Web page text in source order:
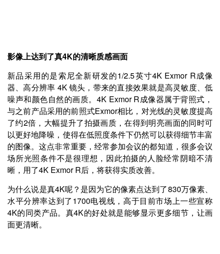
影像上达到了真4K的清晰质感画面
新品采用的是索尼全新研发的1/2.5英寸4K Exmor R成像
器、高分辨率 4K 镜头，带来的直接效果就是高灵敏度、低
噪声和颜色自然的画质。4K Exmor R成像器属于背照式，
与之前产品采用的前照式Exmor相比，对光线的灵敏度提高
了约2倍，大幅提升了拍摄画质，在得到明亮画面的同时可
以更好地降噪，使得在低照度条件下仍然可以获得细节丰富
的图像。这点非常重要，经常参加会议的都知道，很多会议
场所光照条件不是很理想，因此拍摄的人脸经常阴暗不清
晰，用了4K Exmor R后，将获得实质改善。
为什么说是真4K呢？是因为它的像素点达到了830万像素、
水平分辨率达到了1700电视线，高于目前市场上一些宣称
4K的同类产品。真4K的好处就是能够显示更多细节，让画
面更清晰。